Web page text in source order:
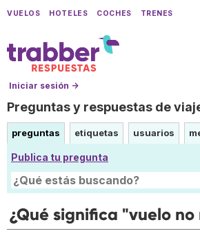
VUELOS HOTELES COCHES TRENES
Iniciar sesión →
Preguntas y respuestas de
preguntas etiquetas usuarios
Publica tu pregunta
¿Qué significa "vuelo